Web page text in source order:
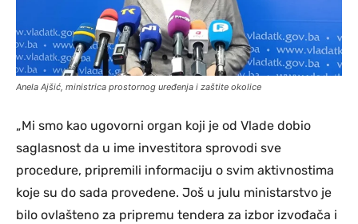
Anela Ajšić, ministrica prostornog uređenja i zaštite okolice
„Mi smo kao ugovorni organ koji je od Vlade dobio
saglasnost da u ime investitora sprovodi sve
procedure, pripremili informaciju o svim aktivnostima
koje su do sada provedene. Još u julu ministarstvo je
bilo ovlašteno za pripremu tendera za izbor izvođača i